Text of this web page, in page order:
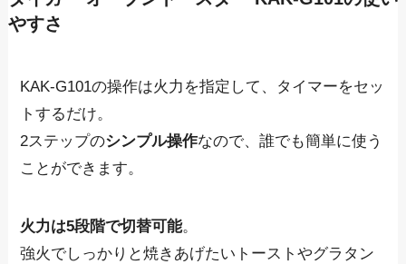
やすさ
KAK-G101の操作は火力を指定して、タイマーをセッ
トするだけ。
2ステップのシンプル操作なので、誰でも簡単に使う
ことができます。
火力は5段階で切替可能。
強火でしっかりと焼きあげたいトーストやグラタン